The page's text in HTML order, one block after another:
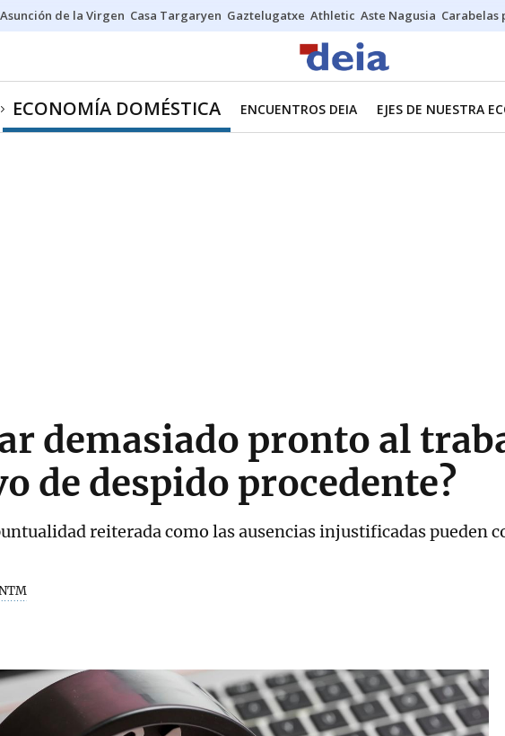
Asunción de la Virgen Casa Targaryen Gaztelugatxe Athletic Aste Nagusia Carabelas
ECONOMÍA DOMÉSTICA ENCUENTROS DEIA EJES DE NUESTRA
demasiado pronto al
de despido procedente?
reiterada como las ausencias injustificadas pueden